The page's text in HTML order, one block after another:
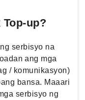
Top-up?
serbisyo na
ang mga
/ komunikasyon)
bansa. Maaari
serbisyo ng